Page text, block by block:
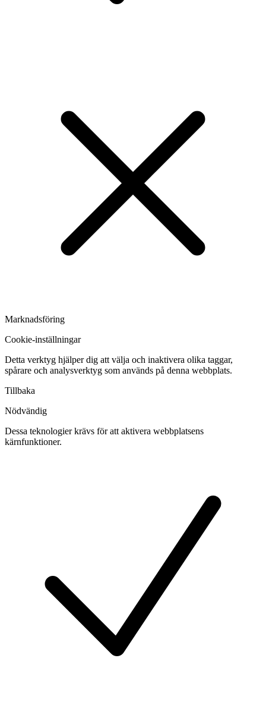
Marknadsföring
Cookie-inställningar
Detta verktyg hjälper dig att välja och inaktivera olika taggar,
spårare och analysverktyg som används på denna webbplats.
Tillbaka
Nödvändig
Dessa teknologier krävs för att aktivera webbplatsens
kärnfunktioner.